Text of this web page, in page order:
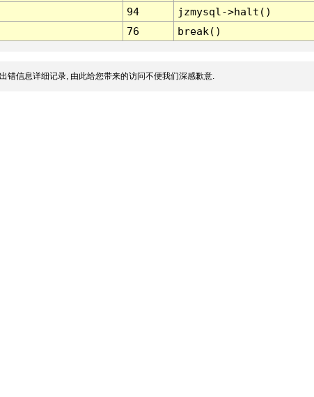
94
jzmysql->halt()
76 break()
错信息详细记录, 由此给您带来的访问不便我们深感歉意.